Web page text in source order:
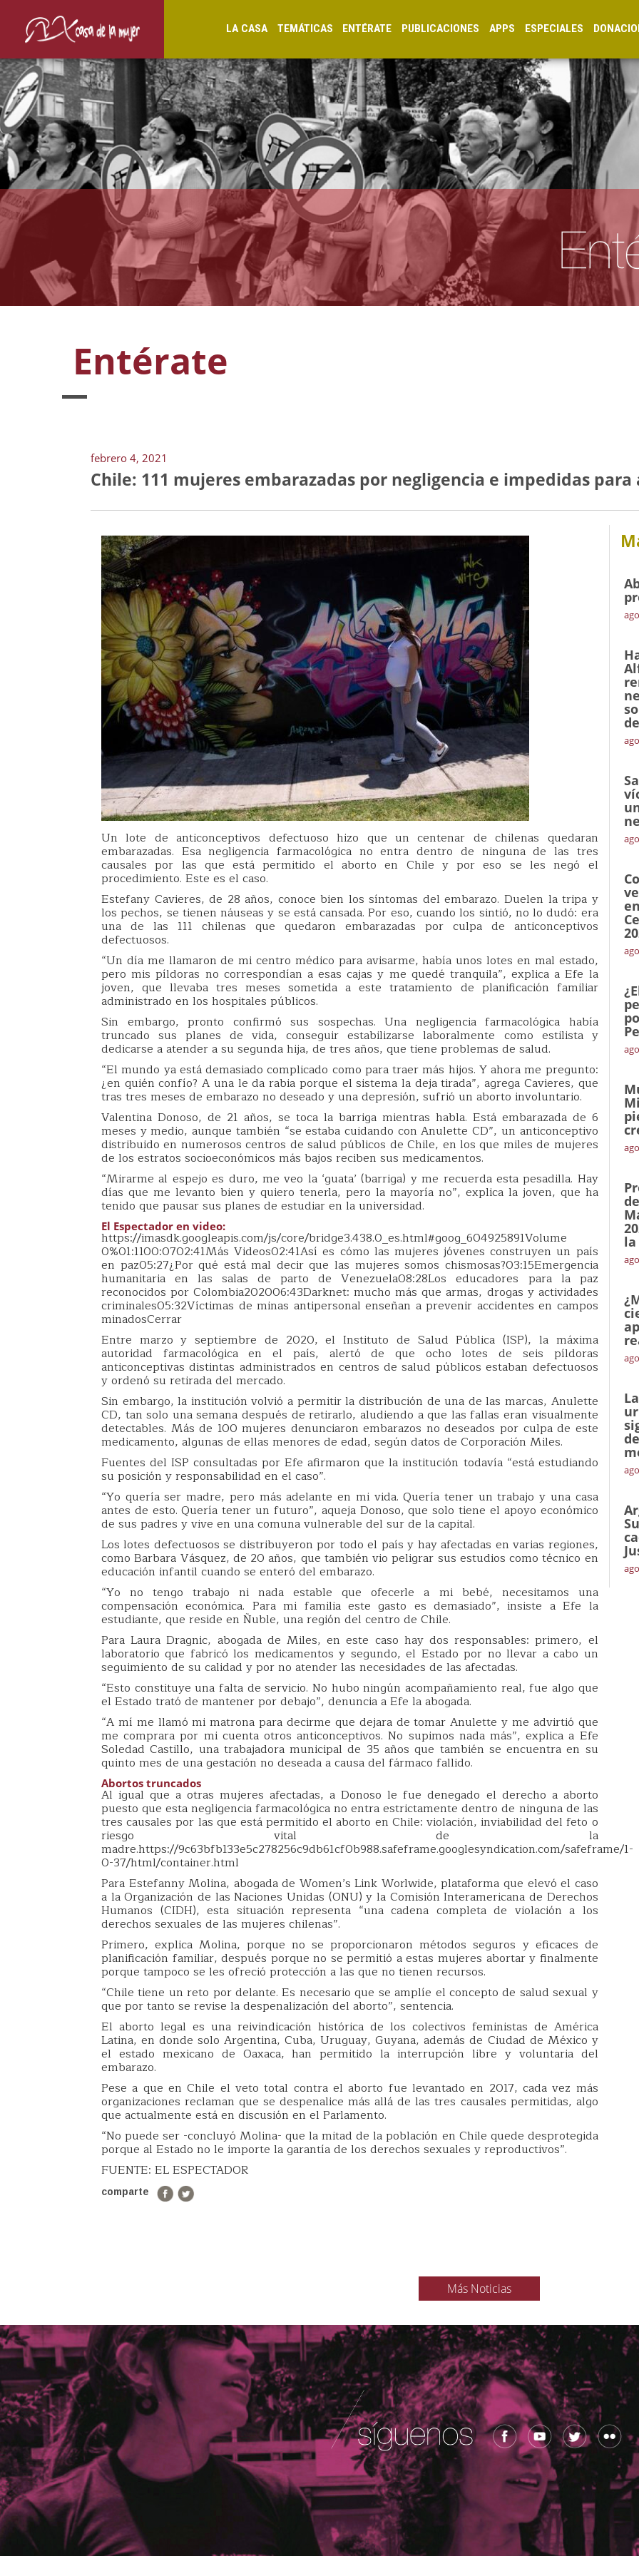
LA CASA TEMÁTICAS ENTÉRATE PUBLICACIONES APPS ESPECIALES
Entérate
febrero 4, 2021
Chile: 111 mujeres embarazadas por negligencia e impedidas
Un lote de anticonceptivos defectuoso hizo que un centenar de chilenas quedaran
embarazadas. Esa negligencia farmacológica no entra dentro de ninguna de las tres
causales por las que está permitido el aborto en Chile y por eso se les negó el
procedimiento. Este es el caso.
Estefany Cavieres, de 28 años, conoce bien los síntomas del embarazo. Duelen la tripa y
los pechos, se tienen náuseas y se está cansada. Por eso, cuando los sintió, no lo dudó: era
una de las 111 chilenas que quedaron embarazadas por culpa de anticonceptivos
defectuosos.
“Un día me llamaron de mi centro médico para avisarme, había unos lotes en mal estado,
pero mis píldoras no correspondían a esas cajas y me quedé tranquila”, explica a Efe la
joven, que llevaba tres meses sometida a este tratamiento de planificación familiar
administrado en los hospitales públicos.
Sin embargo, pronto confirmó sus sospechas. Una negligencia farmacológica había
truncado sus planes de vida, conseguir estabilizarse laboralmente como estilista y
dedicarse a atender a su segunda hija, de tres años, que tiene problemas de salud.
“El mundo ya está demasiado complicado como para traer más hijos. Y ahora me pregunto:
¿en quién confío? A una le da rabia porque el sistema la deja tirada”, agrega Cavieres, que
tras tres meses de embarazo no deseado y una depresión, sufrió un aborto involuntario.
Valentina Donoso, de 21 años, se toca la barriga mientras habla. Está embarazada de 6
meses y medio, aunque también “se estaba cuidando con Anulette CD”, un anticonceptivo
distribuido en numerosos centros de salud públicos de Chile, en los que miles de mujeres
de los estratos socioeconómicos más bajos reciben sus medicamentos.
“Mirarme al espejo es duro, me veo la ‘guata’ (barriga) y me recuerda esta pesadilla. Hay
días que me levanto bien y quiero tenerla, pero la mayoría no”, explica la joven, que ha
tenido que pausar sus planes de estudiar en la universidad.
El Espectador en video:
https://imasdk.googleapis.com/js/core/bridge3.438.0_es.html#goog_604925891Volume
0%01:1100:0702:41Más Videos02:41Así es cómo las mujeres jóvenes construyen un país
en paz05:27¿Por qué está mal decir que las mujeres somos chismosas?03:15Emergencia
humanitaria en las salas de parto de Venezuela08:28Los educadores para la paz
reconocidos por Colombia202006:43Darknet: mucho más que armas, drogas y actividades
criminales05:32Víctimas de minas antipersonal enseñan a prevenir accidentes en campos
minadosCerrar
Entre marzo y septiembre de 2020, el Instituto de Salud Pública (ISP), la máxima
autoridad farmacológica en el país, alertó de que ocho lotes de seis píldoras
anticonceptivas distintas administrados en centros de salud públicos estaban defectuosos
y ordenó su retirada del mercado.
Sin embargo, la institución volvió a permitir la distribución de una de las marcas, Anulette
CD, tan solo una semana después de retirarlo, aludiendo a que las fallas eran visualmente
detectables. Más de 100 mujeres denunciaron embarazos no deseados por culpa de este
medicamento, algunas de ellas menores de edad, según datos de Corporación Miles.
Fuentes del ISP consultadas por Efe afirmaron que la institución todavía “está estudiando
su posición y responsabilidad en el caso”.
“Yo quería ser madre, pero más adelante en mi vida. Quería tener un trabajo y una casa
antes de esto. Quería tener un futuro”, aqueja Donoso, que solo tiene el apoyo económico
de sus padres y vive en una comuna vulnerable del sur de la capital.
Los lotes defectuosos se distribuyeron por todo el país y hay afectadas en varias regiones,
como Barbara Vásquez, de 20 años, que también vio peligrar sus estudios como técnico en
educación infantil cuando se enteró del embarazo.
“Yo no tengo trabajo ni nada estable que ofecerle a mi bebé, necesitamos una
compensación económica. Para mi familia este gasto es demasiado”, insiste a Efe la
estudiante, que reside en Ñuble, una región del centro de Chile.
Para Laura Dragnic, abogada de Miles, en este caso hay dos responsables: primero, el
laboratorio que fabricó los medicamentos y segundo, el Estado por no llevar a cabo un
seguimiento de su calidad y por no atender las necesidades de las afectadas.
“Esto constituye una falta de servicio. No hubo ningún acompañamiento real, fue algo que
el Estado trató de mantener por debajo”, denuncia a Efe la abogada.
“A mí me llamó mi matrona para decirme que dejara de tomar Anulette y me advirtió que
me comprara por mi cuenta otros anticonceptivos. No supimos nada más”, explica a Efe
Soledad Castillo, una trabajadora municipal de 35 años que también se encuentra en su
quinto mes de una gestación no deseada a causa del fármaco fallido.
Abortos truncados
Al igual que a otras mujeres afectadas, a Donoso le fue denegado el derecho a aborto
puesto que esta negligencia farmacológica no entra estrictamente dentro de ninguna de las
tres causales por las que está permitido el aborto en Chile: violación, inviabilidad del feto o
riesgo vital de la
madre.https://9c63bfb133e5c278256c9db61cf0b988.safeframe.googlesyndication.com/safeframe/1-
0-37/html/container.html
Para Estefanny Molina, abogada de Women’s Link Worlwide, plataforma que elevó el caso
a la Organización de las Naciones Unidas (ONU) y la Comisión Interamericana de Derechos
Humanos (CIDH), esta situación representa “una cadena completa de violación a los
derechos sexuales de las mujeres chilenas”.
Primero, explica Molina, porque no se proporcionaron métodos seguros y eficaces de
planificación familiar, después porque no se permitió a estas mujeres abortar y finalmente
porque tampoco se les ofreció protección a las que no tienen recursos.
“Chile tiene un reto por delante. Es necesario que se amplíe el concepto de salud sexual y
que por tanto se revise la despenalización del aborto”, sentencia.
El aborto legal es una reivindicación histórica de los colectivos feministas de América
Latina, en donde solo Argentina, Cuba, Uruguay, Guyana, además de Ciudad de México y
el estado mexicano de Oaxaca, han permitido la interrupción libre y voluntaria del
embarazo.
Pese a que en Chile el veto total contra el aborto fue levantado en 2017, cada vez más
organizaciones reclaman que se despenalice más allá de las tres causales permitidas, algo
que actualmente está en discusión en el Parlamento.
“No puede ser -concluyó Molina- que la mitad de la población en Chile quede desprotegida
porque al Estado no le importe la garantía de los derechos sexuales y reproductivos”.
FUENTE: EL ESPECTADOR
comparte
la
Más Noticias